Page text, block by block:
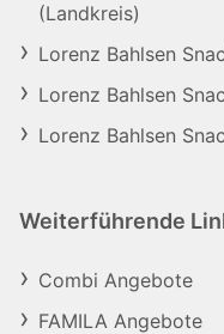
(Landkreis)
Lorenz Bahlsen
Lorenz Bahlsen
Lorenz Bahlsen
Weiterführende
Combi Angebote
FAMILA Angebote